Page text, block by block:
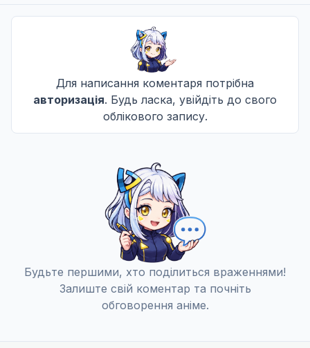
Для написання коментаря потрібна
авторизація. Будь ласка, увійдіть до свого
облікового запису.
Будьте першими, хто поділиться враженнями!
Залиште свій коментар та почніть
обговорення аніме.